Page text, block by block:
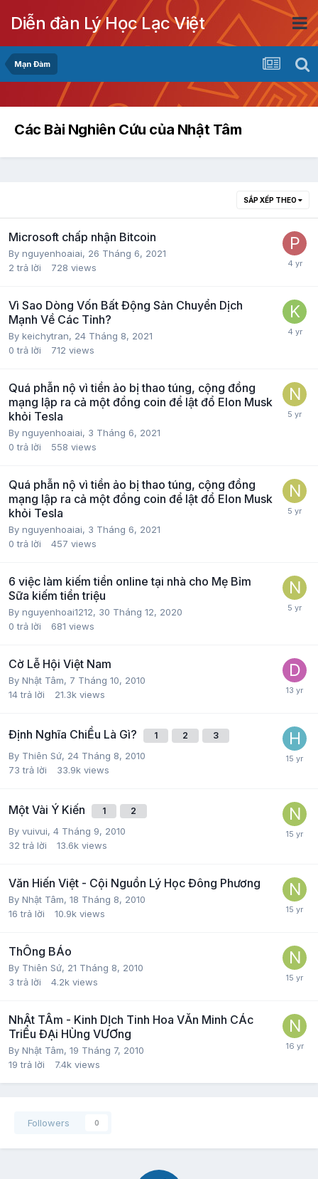
Diễn đàn Lý Học Lạc Việt
Mạn Đàm
Các Bài Nghiên Cứu của Nhật Tâm
SẮP XẾP THEO
Microsoft chấp nhận Bitcoin
By nguyenhoaiai, 26 Tháng 6, 2021
2 trả lời 728 views
Vì Sao Dòng Vốn Bất Động Sản Chuyển Dịch
Mạnh Về Các Tỉnh?
By keichytran, 24 Tháng 8, 2021
0 trả lời 712 views
Quá phẫn nộ vì tiền ảo bị thao túng, cộng đồng
mạng lập ra cả một đồng coin để lật đổ Elon Musk
khỏi Tesla
By nguyenhoaiai, 3 Tháng 6, 2021
0 trả lời 558 views
Quá phẫn nộ vì tiền ảo bị thao túng, cộng đồng
mạng lập ra cả một đồng coin để lật đổ Elon Musk
khỏi Tesla
By nguyenhoaiai, 3 Tháng 6, 2021
0 trả lời 457 views
6 việc làm kiếm tiền online tại nhà cho Mẹ Bỉm
Sữa kiếm tiền triệu
By nguyenhoai1212, 30 Tháng 12, 2020
0 trả lời 681 views
Cờ Lễ Hội Việt Nam
By Nhật Tâm, 7 Tháng 10, 2010
14 trả lời 21.3k views
Định Nghĩa ChiỀu Là Gì? 1 2 3
By Thiên Sứ, 24 Tháng 8, 2010
73 trả lời 33.9k views
Một Vài Ý Kiến 1 2
By vuivui, 4 Tháng 9, 2010
32 trả lời 13.6k views
Văn Hiến Việt - Cội Nguồn Lý Học Đông Phương
By Nhật Tâm, 18 Tháng 8, 2010
16 trả lời 10.9k views
ThÔng BÁo
By Thiên Sứ, 21 Tháng 8, 2010
3 trả lời 4.2k views
NhẬt TÂm - Kinh DỊch Tinh Hoa VĂn Minh CÁc
TriỀu ĐẠi HÙng VƯƠng
By Nhật Tâm, 19 Tháng 7, 2010
19 trả lời 7.4k views
Followers 0